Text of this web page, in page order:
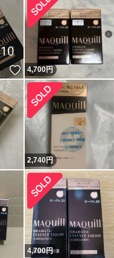
いいね！
4,700円
2,740円
4,700円